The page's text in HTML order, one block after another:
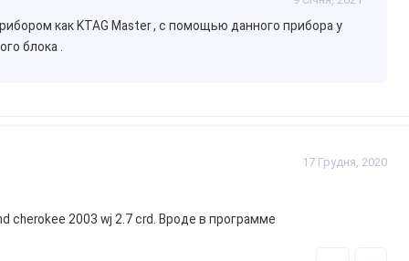
записати.
версія програми та драйверів.
з Tricore у режимі завантажувача.
как KTAG Master , с помощью данного прибора у
блока .
17 Грудня, 2020
cherokee 2003 wj 2.7 crd. Вроде в программе